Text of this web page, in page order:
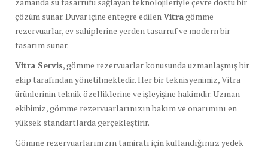
çözüm sunar. Duvar içine entegre edilenVitragömme
rezervuarlar, ev sahiplerine yerden tasarruf ve modern bir
tasarım sunar.
Vitra Servis, gömme rezervuarlar konusunda uzmanlaşmış bir
ekip tarafından yönetilmektedir. Her bir teknisyenimiz, Vitra
ürünlerinin teknik özelliklerine ve işleyişine hakimdir. Uzman
ekibimiz, gömme rezervuarlarınızın bakım ve onarımını en
yüksek standartlarda gerçekleştirir.
Gömme rezervuarlarınızın tamiratı için kullandığımız yedek